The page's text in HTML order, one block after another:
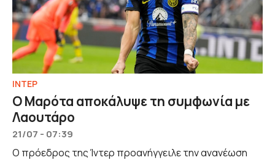
ΙΝΤΕΡ
Ο Μαρότα αποκάλυψε τη συμφωνία με
Λαουτάρο
21/07 - 07:39
Ο πρόεδρος της Ίντερ προανήγγειλε την ανανέωση